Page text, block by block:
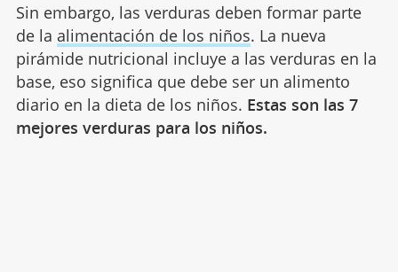
Sin embargo, las verduras deben formar parte
de la alimentación de los niños. La nueva
pirámide nutricional incluye a las verduras en la
base, eso significa que debe ser un alimento
diario en la dieta de los niños. Estas son las 7
mejores verduras para los niños.